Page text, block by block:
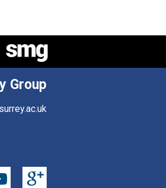
Group